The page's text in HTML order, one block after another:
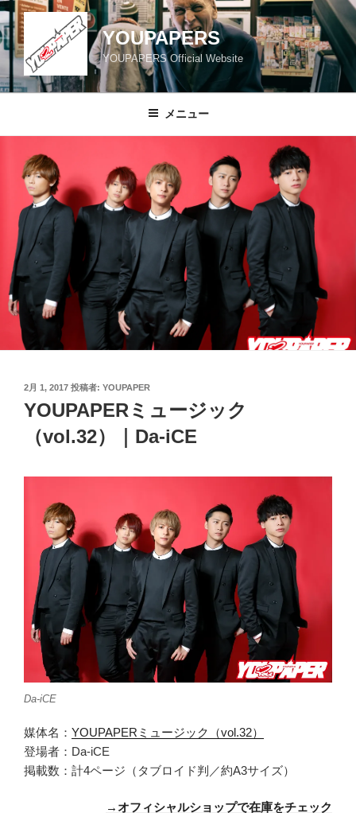
コ
ン
テ
ツ
YOUPAPERS
YOUPAPERS Official Website
メニュー
投
日:
2月 1, 2017 投稿者: YOUPAPER
YOUPAPERミュージック
（vol.32）｜Da-iCE
Da-iCE
媒体名： YOUPAPERミュージック（vol.32）
登場者：Da-iCE
掲載数：計4ページ（タブロイド判／約A3サイズ）
→オフィシャルショップで在庫をチェック